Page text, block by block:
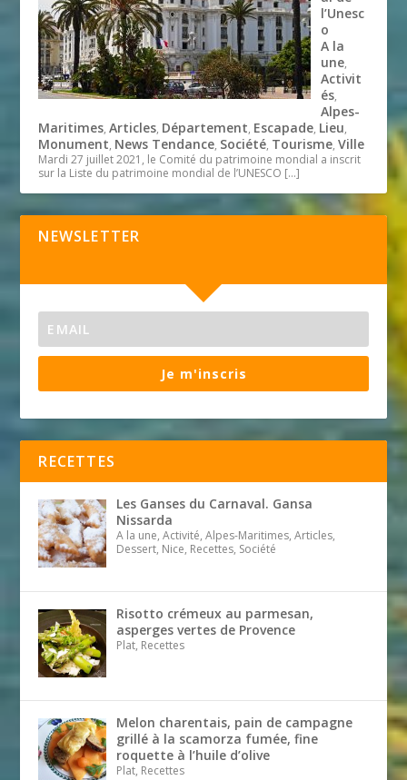
l’Unesc
o
A la
une,
Activit
és,
Alpes-
Maritimes,Articles, Département, Escapade, Lieu,
Monument, News Tendance, Société, Tourisme,Ville
Mardi 27 juillet 2021, le Comité du patrimoine mondial a inscrit
sur la Liste du patrimoine mondial de l’UNESCO […]
NEWSLETTER
Je m'inscris
RECETTES
Les Ganses du Carnaval. Gansa
Nissarda
A la une, Activité, Alpes-Maritimes, Articles,
Dessert, Nice, Recettes, Société
Risotto crémeux au parmesan,
asperges vertes de Provence
Plat, Recettes
Melon charentais, pain de campagne
grillé à la scamorza fumée, fine
roquette à l’huile d’olive
Plat, Recettes